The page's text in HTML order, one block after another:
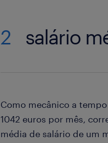
2 salário
Como mecânico a
1042 euros por mês,
média de salário de um